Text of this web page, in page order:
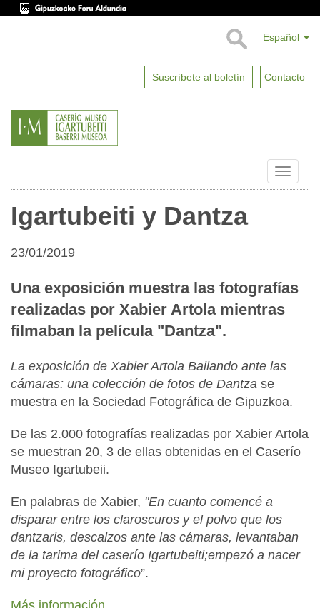
Español
Suscríbete al boletín Contacto
Toggle
Igartubeiti y Dantza
23/01/2019
Una exposición muestra las fotografías
realizadas por Xabier Artola mientras
filmaban la película "Dantza".
La exposición de Xabier Artola Bailando ante las
cámaras: una colección de fotos de Dantza se
muestra en la Sociedad Fotográfica de Gipuzkoa.
De las 2.000 fotografías realizadas por Xabier Artola
se muestran 20, 3 de ellas obtenidas en el Caserío
Museo Igartubeii.
En palabras de Xabier, "En cuanto comencé a
disparar entre los claroscuros y el polvo que los
dantzaris, descalzos ante las cámaras, levantaban
de la tarima del caserío Igartubeiti;empezó a nacer
mi proyecto fotográfico”.
Más información.